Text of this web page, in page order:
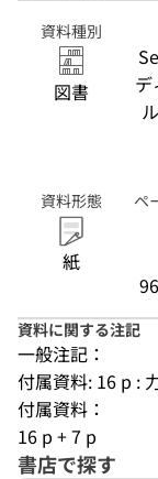
資料種別
図書
デ
資料形態
紙
ペ
資料に関する注記
一般注記：
付属資料: 16 p :
付属資料：
16 p + 7 p
書店で探す